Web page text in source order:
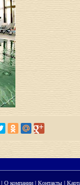
| О компании | Контакты |